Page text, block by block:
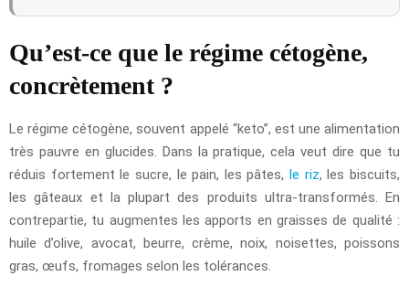
Qu’est-ce que le régime cétogène,
concrètement ?
Le régime cétogène, souvent appelé “keto”, est une alimentation
très pauvre en glucides. Dans la pratique, cela veut dire que tu
réduis fortement le sucre, le pain, les pâtes,le riz, les biscuits,
les gâteaux et la plupart des produits ultra-transformés. En
contrepartie, tu augmentes les apports en graisses de qualité :
huile d’olive, avocat, beurre, crème, noix, noisettes, poissons
gras, œufs, fromages selon les tolérances.